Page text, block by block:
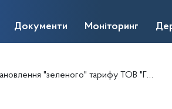
Документи Моніторинг
"зеленого" тарифу ТОВ "ГРІН ЕНЕРГО